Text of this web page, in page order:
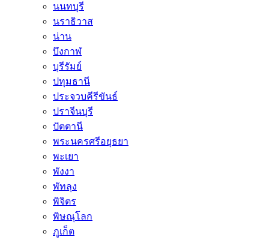
นนทบุรี
นราธิวาส
น่าน
บึงกาฬ
บุรีรัมย์
ปทุมธานี
ประจวบคีรีขันธ์
ปราจีนบุรี
ปัตตานี
พระนครศรีอยุธยา
พะเยา
พังงา
พัทลุง
พิจิตร
พิษณุโลก
ภูเก็ต